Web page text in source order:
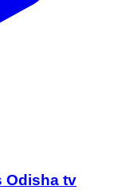
Odisha tv